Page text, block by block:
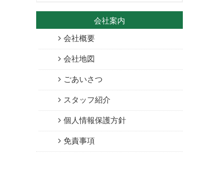
会社案内
会社概要
会社地図
ごあいさつ
スタッフ紹介
個人情報保護方針
免責事項